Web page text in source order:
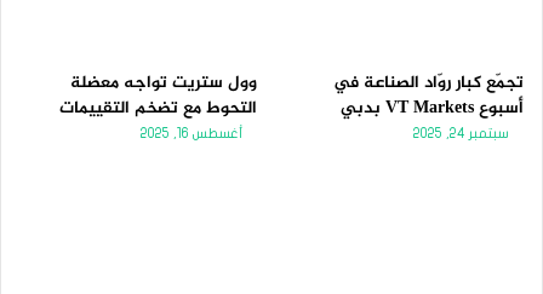
تجمّع كبار روّاد الصناعة في
أسبوع VT Markets بدبي
سبتمبر 24, 2025
وول ستريت تواجه معضلة
التحوط مع تضخم التقييمات
أغسطس 16, 2025